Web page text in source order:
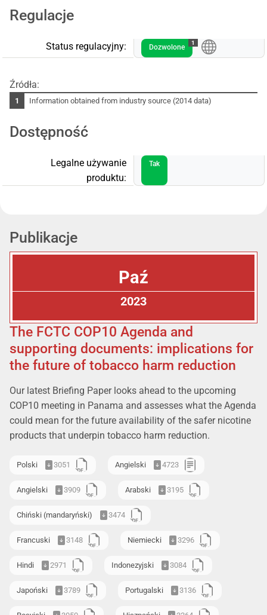
Regulacje
Status regulacyjny: Dozwolone
1
Źródła:
Information obtained from industry source (2014 data)
Dostępność
Legalne używanie
produktu:
Tak
Publikacje
Paź
2023
The FCTC COP10 Agenda and
supporting documents: implications for
the future of tobacco harm reduction
Our latest Briefing Paper looks ahead to the upcoming
COP10 meeting in Panama and assesses what the Agenda
could mean for the future availability of the safer nicotine
products that underpin tobacco harm reduction.
Polski 3051 Angielski 4723
Angielski 3909 Arabski 3195
Chiński (mandaryński) 3474
Francuski 3148 Niemiecki 3296
Hindi 2971 Indonezyjski 3084
Japoński 3789 Portugalski 3136